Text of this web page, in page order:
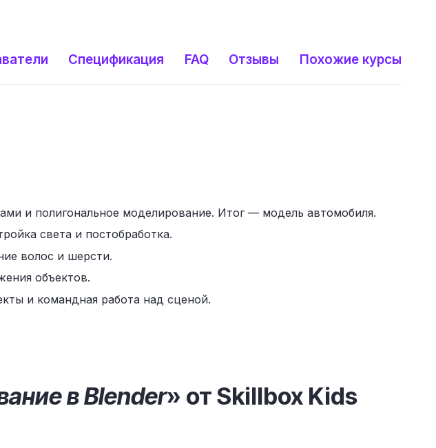
Спецификация FAQ Отзывы Похожие курсы
и полигональное моделирование. Итог — модель автомобиля.
света и постобработка.
волос и шерсти.
объектов.
и командная работа над сценой.
в Blender» от Skillbox Kids